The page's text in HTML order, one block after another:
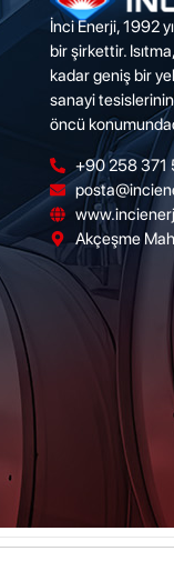
İnci Enerji, 1992
bir şirkettir.
kadar geniş bir
sanayi
öncü
+90 258 371
Akçeşme